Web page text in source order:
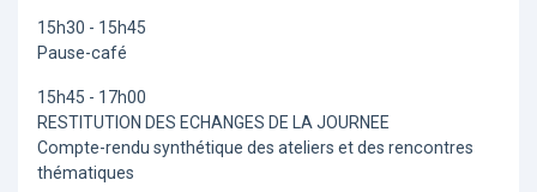
15h30 - 15h45
Pause-café
15h45 - 17h00
RESTITUTION DES ECHANGES DE LA JOURNEE
Compte-rendu synthétique des ateliers et des rencontres
thématiques